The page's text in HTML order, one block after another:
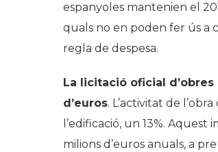
espanyoles mantenien el
quals no en poden fer ús a
regla de despesa.
La licitació oficial d’obres
d’euros. L’activitat de
l’edificació, un 13%.
milions d’euros anuals, a